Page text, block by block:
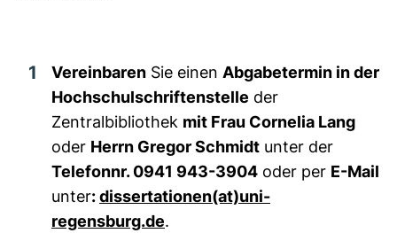
Vereinbaren Sie einen Abgabetermin in der
Hochschulschriftenstelle der
Zentralbibliothek mit Frau Cornelia Lang
oder Herrn Gregor Schmidt unter der
Telefonnr. 0941 943-3904 oder per E-Mail
unter:dissertationen​(at)​uni-
regensburg.de.